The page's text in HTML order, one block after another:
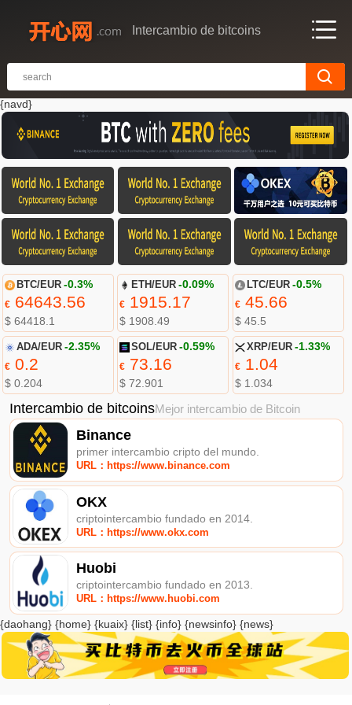
Intercambio de bitcoins
{navd}
BTC/EUR -0.3%
€64643.56
$ 64418.1
ETH/EUR -0.09%
€ 1915.17
$ 1908.49
LTC/EUR -0.5%
€45.66
$ 45.5
ADA/EUR -2.35%
€0.2
$ 0.204
SOL/EUR -0.59%
€ 73.16
$ 72.901
XRP/EUR -1.33%
€1.04
$ 1.034
Intercambio de bitcoinsMejor intercambio de Bitcoin
Binance
primer intercambio cripto del mundo.
URL：https://www.binance.com
OKX
criptointercambio fundado en 2014.
URL：https://www.okx.com
Huobi
criptointercambio fundado en 2013.
URL：https://www.huobi.com
{daohang} {home} {kuaix} {list} {info} {newsinfo} {news}